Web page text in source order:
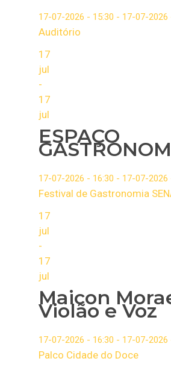
17-07-2026 - 15:30 - 17-07-2026
Auditório
17
jul
-
17
jul
ESPAÇO
17-07-2026 - 16:30 - 17-07-2026
Festival de Gastronomia
17
jul
-
17
jul
Maicon
Violão e Voz
17-07-2026 - 16:30 - 17-07-2026
Palco Cidade do Doce